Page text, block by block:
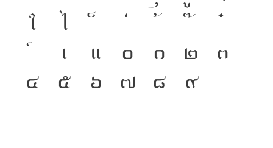
ใ ไ
เ แ ๐ ๑ ๒ ๓
๔ ๕ ๖ ๗ ๘ ๙